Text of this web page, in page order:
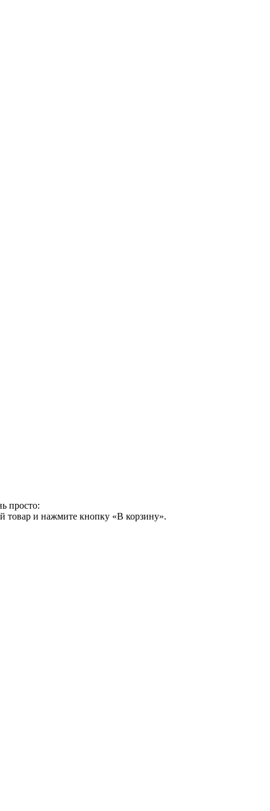
просто:
товар и нажмите кнопку «В корзину».